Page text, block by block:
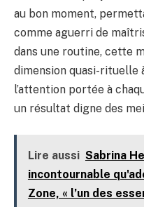
au bon moment,
comme aguerri de
dans une routine, cette
dimension quasi-rituelle
l’attention portée à
un résultat digne des
Lire aussi Sabrina
incontournable
Zone, « l’un des